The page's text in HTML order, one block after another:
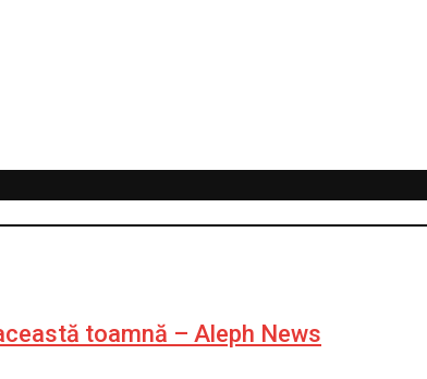
toamnă – Aleph News